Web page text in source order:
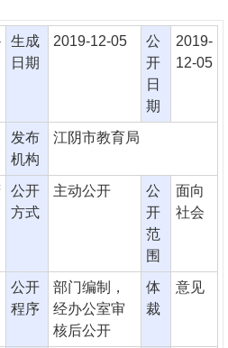
生成
日期
2019-12-05
公
开
日
期
2019-
12-05
发布
机构
江阴市教育局
公开
方式
主动公开
公
开
范
围
面向
社会
公开
程序
部门编制，
经办公室审
核后公开
体
裁
意见